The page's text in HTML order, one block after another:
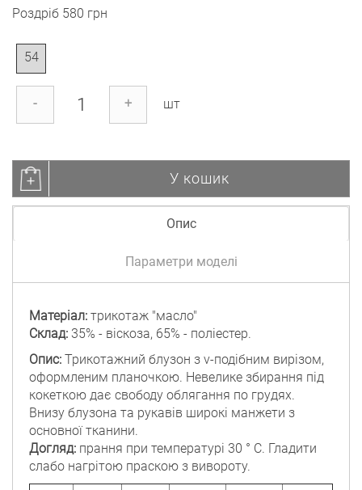
Роздріб 580 грн
54
- + шт
У кошик
Опис
Параметри моделі
Матеріал: трикотаж "масло"
Склад: 35% - віскоза, 65% - поліестер.
Опис: Трикотажний блузон з v-подібним вирізом,
оформленим планочкою. Невелике збирання під
кокеткою дає свободу облягання по грудях.
Внизу блузона та рукавів широкі манжети з
основної тканини.
Догляд: прання при температурі 30 ° C. Гладити
слабо нагрітою праскою з вивороту.